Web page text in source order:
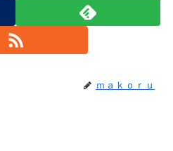
ｍａｋｏｒｕ